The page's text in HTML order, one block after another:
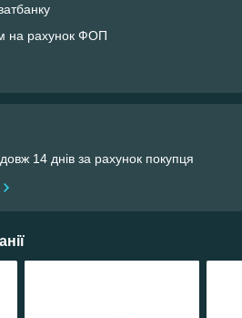
на рахунок ФОП
14 днів за рахунок покупця